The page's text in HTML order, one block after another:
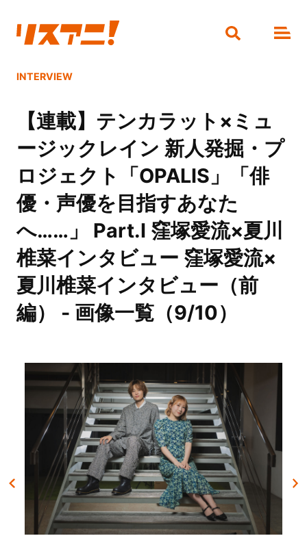
INTERVIEW
【連載】テンカラット×ミュ
ージックレイン 新人発掘・プ
ロジェクト「OPALIS」「俳
優・声優を目指すあなた
へ……」 Part.I 窪塚愛流×夏川
椎菜インタビュー 窪塚愛流×
夏川椎菜インタビュー（前
編） - 画像一覧（9/10）